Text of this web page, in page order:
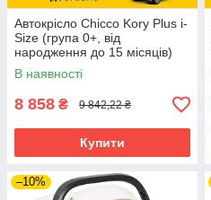
Автокрісло Chicco Kory Plus i-
Size (група 0+, від
народження до 15 місяців)
В наявності
8 858 ₴ 9 842,22 ₴
Купити
–10%